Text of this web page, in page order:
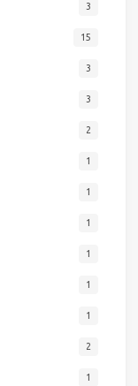
3
15
3
3
2
1
1
1
1
1
1
2
1